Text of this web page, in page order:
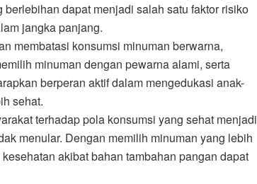
dapat menjadi salah satu faktor risiko
jangka panjang.
membatasi konsumsi minuman berwarna,
minuman dengan pewarna alami, serta
berperan aktif dalam mengedukasi anak-
sehat.
terhadap pola konsumsi yang sehat menjadi
menular. Dengan memilih minuman yang lebih
akibat bahan tambahan pangan dapat